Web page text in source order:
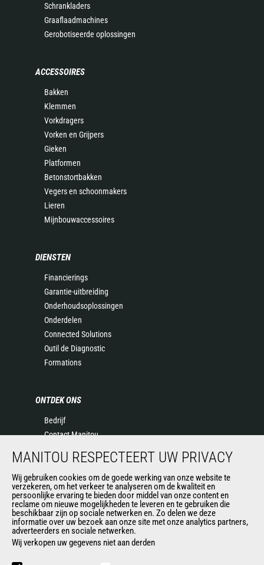
Schrankladers
Graaflaadmachines
Gerobotiseerde oplossingen
ACCESSOIRES
Bakken
Klemmen
Vorkdragers
Vorken en Grijpers
Gieken
Platformen
Betonstortbakken
Vegers en schoonmakers
Lieren
Mijnbouwaccessoires
DIENSTEN
Financierings
Garantie-uitbreiding
Onderhoudsoplossingen
Onderdelen
Connected Solutions
Outil de Diagnostic
Formations
ONTDEK ONS
Bedrijf
Contact Manitou
Evenementen
Nieuws
Geschiedenis
General Terms and Conditions of Sale
ANDERE GROEPSSITES
MANITOU RESPECTEERT UW PRIVACY
Wij gebruiken cookies om de goede werking van onze website te
verzekeren, om het verkeer te analyseren om de kwaliteit en
persoonlijke ervaring te bieden door middel van onze content en
reclame om nieuwe mogelijkheden te leveren en te gebruiken die
beschikbaar zijn op sociale netwerken en. Zo delen we deze
informatie over uw bezoek aan onze site met onze analytics partners,
adverteerders en sociale netwerken.
Wij verkopen uw gegevens niet aan derden